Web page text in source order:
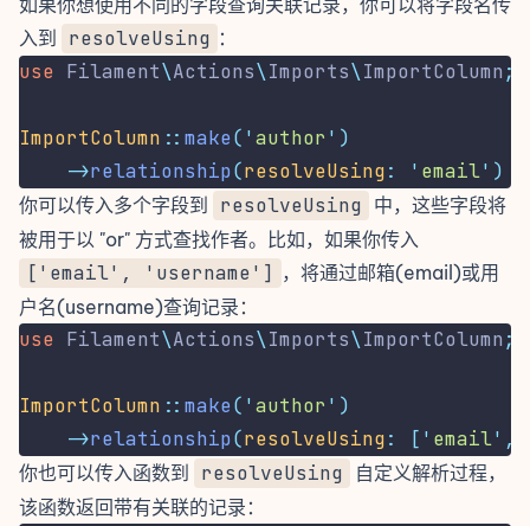
如果你想使用不同的字段查询关联记录，你可以将字段名传
入到
resolveUsing ：
use Filament\Actions\Imports\ImportColumn ;
ImportColumn :: make( 'author ' )
->relationship(resolveUsing: ' email' )
你可以传入多个字段到 resolveUsing 中，这些字段将
被用于以 "or" 方式查找作者。比如，如果你传入
['email', 'username']
，将通过邮箱(email)或用
户名(username)查询记录：
use Filament\Actions\Imports\ImportColumn ;
ImportColumn :: make( 'author ' )
->relationship(resolveUsing: [ ' email' ,
你也可以传入函数到 resolveUsing
自定义解析过程，
该函数返回带有关联的记录：